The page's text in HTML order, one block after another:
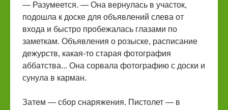
— Разумеется. — Она вернулась в участок,
подошла к доске для объявлений слева от
входа и быстро пробежалась глазами по
заметкам. Объявления о розыске, расписание
дежурств, какая-то старая фотография
аббатства... Она сорвала фотографию с доски и
сунула в карман.
Затем — сбор снаряжения. Пистолет — в